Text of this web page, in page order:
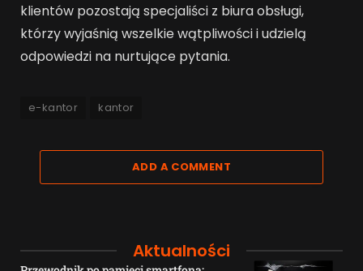
klientów pozostają specjaliści z biura obsługi,
którzy wyjaśnią wszelkie wątpliwości i udzielą
odpowiedzi na nurtujące pytania.
e-kantor kantor
ADD A COMMENT
Aktualności